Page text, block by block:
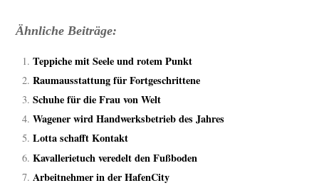
Ähnliche Beiträge:
Teppiche mit Seele und rotem Punkt
Raumausstattung für Fortgeschrittene
Schuhe für die Frau von Welt
Wagener wird Handwerksbetrieb des Jahres
Lotta schafft Kontakt
Kavallerietuch veredelt den Fußboden
Arbeitnehmer in der HafenCity